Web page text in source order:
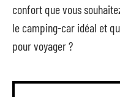
confort que vous
le camping-car idéal et
pour voyager ?